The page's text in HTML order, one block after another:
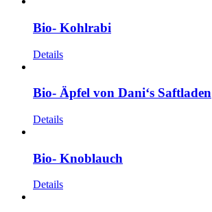
Bio- Kohlrabi
Details
Bio- Äpfel von Dani‘s Saftladen
Details
Bio- Knoblauch
Details